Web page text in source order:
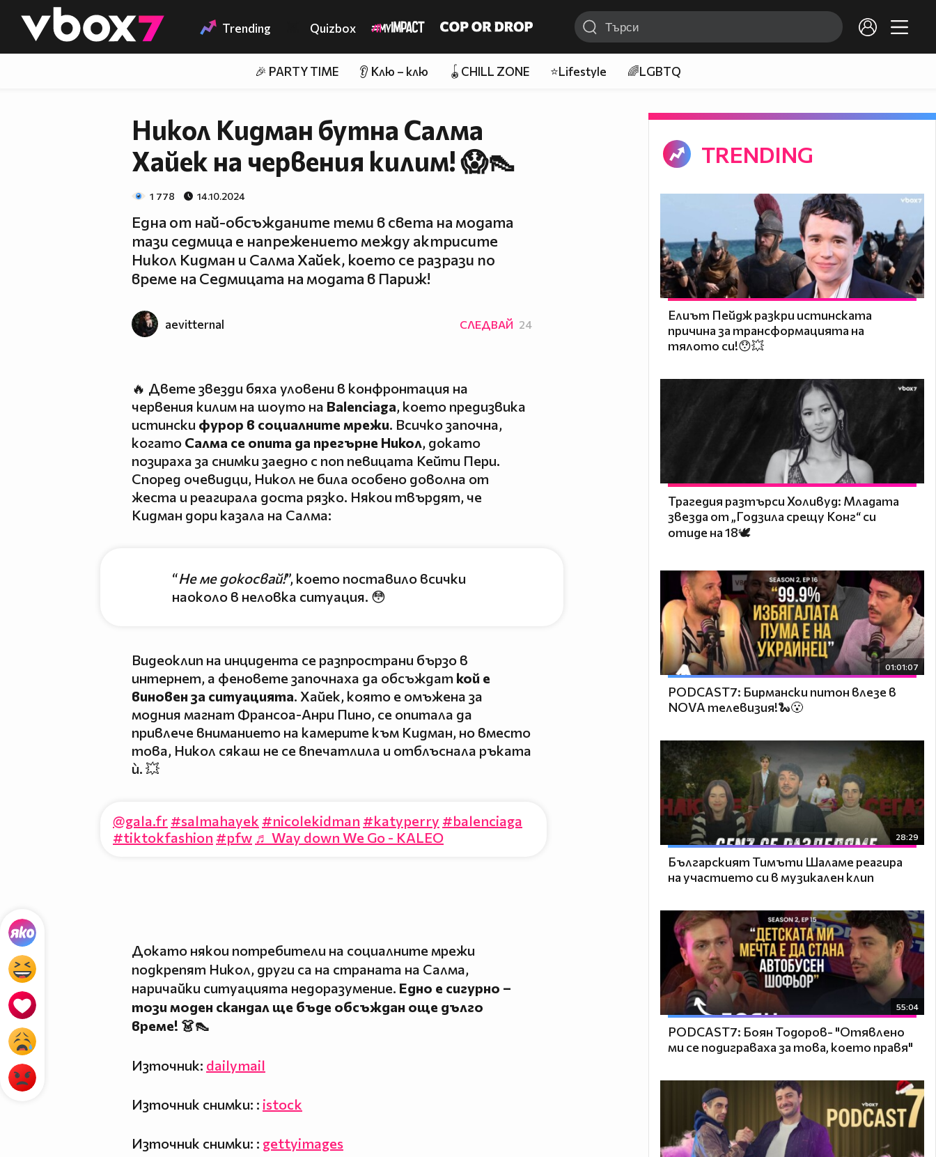
👾 Trending Quizbox
🎉 PARTY TIME 👂 Клю – клю 🪀CHILL ZONE ⭐Lifestyle 🌈LGBTQ
Никол Кидман бутна Салма
Хайек на червения килим! 😱👠
1 778 14.10.2024
Една от най-обсъжданите теми в света на модата
тази седмица е напрежението между актрисите
Никол Кидман и Салма Хайек, което се разрази по
време на Седмицата на модата в Париж!
aevitternal СЛЕДВАЙ 24
🔥 Двете звезди бяха уловени в конфронтация на
червения килим на шоуто на Balenciaga, което предизвика
истински фурор в социалните мрежи. Всичко започна,
когато Салма се опита да прегърне Никол, докато
позираха за снимки заедно с поп певицата Кейти Пери.
Според очевидци, Никол не била особено доволна от
жеста и реагирала доста рязко. Някои твърдят, че
Кидман дори казала на Салма:
“Не ме докосвай!”, което поставило всички
наоколо в неловка ситуация. 😳
Видеоклип на инцидента се разпространи бързо в
интернет, а феновете започнаха да обсъждат кой е
виновен за ситуацията. Хайек, която е омъжена за
модния магнат Франсоа-Анри Пино, се опитала да
привлече вниманието на камерите към Кидман, но вместо
това, Никол сякаш не се впечатлила и отблъснала ръката
ѝ. 💥
@gala.fr #salmahayek #nicolekidman #katyperry #balenciaga
#tiktokfashion #pfw ♬ Way down We Go - KALEO
Докато някои потребители на социалните мрежи
подкрепят Никол, други са на страната на Салма,
наричайки ситуацията недоразумение. Едно е сигурно –
този моден скандал ще бъде обсъждан още дълго
време! 👗👠
Източник: dailymail
Източник снимки: : istock
Източник снимки: : gettyimages
TRENDING
Елиът Пейдж разкри истинската
причина за трансформацията на
тялото си!😯💥
Трагедия разтърси Холивуд: Младата
звезда от „Годзила срещу Конг“ си
отиде на 18🕊️
01:01:07
PODCAST7: Бирмански питон влезе в
NOVA телевизия!🐍😮
28:29
Българският Тимъти Шаламе реагира
на участието си в музикален клип
55:04
PODCAST7: ‪Боян Тодоров- "Отявлено
ми се подиграваха за това, което правя"